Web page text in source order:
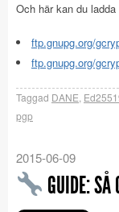
Och här kan du
ftp.gnupg.org/
ftp.gnupg.org/
Taggad DANE
pgp
2015-06-09
GUIDE: SÅ